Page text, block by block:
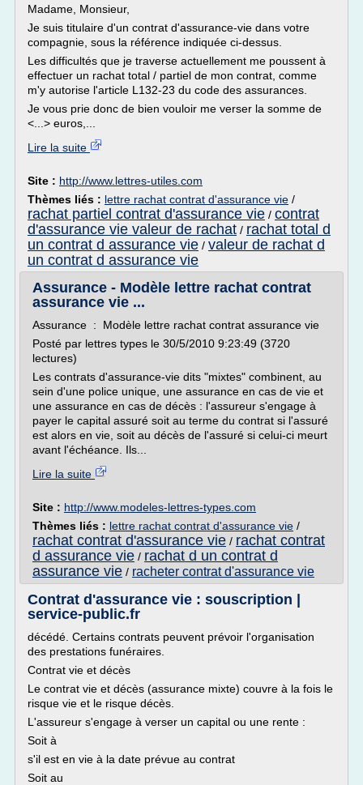
Madame, Monsieur,
Je suis titulaire d'un contrat d'assurance-vie dans votre
compagnie, sous la référence indiquée ci-dessus.
Les difficultés que je traverse actuellement me poussent à
effectuer un rachat total / partiel de mon contrat, comme
m'y autorise l'article L132-23 du code des assurances.
Je vous prie donc de bien vouloir me verser la somme de
<...> euros,...
Lire la suite
Site : http://www.lettres-utiles.com
Thèmes liés : lettre rachat contrat d'assurance vie /
rachat partiel contrat d'assurance vie / contrat
d'assurance vie valeur de rachat / rachat total d
un contrat d assurance vie / valeur de rachat d
un contrat d assurance vie
Assurance - Modèle lettre rachat contrat
assurance vie ...
Assurance : Modèle lettre rachat contrat assurance vie
Posté par lettres types le 30/5/2010 9:23:49 (3720
lectures)
Les contrats d'assurance-vie dits "mixtes" combinent, au
sein d'une police unique, une assurance en cas de vie et
une assurance en cas de décès : l'assureur s'engage à
payer le capital assuré soit au terme du contrat si l'assuré
est alors en vie, soit au décès de l'assuré si celui-ci meurt
avant l'échéance. Ils...
Lire la suite
Site : http://www.modeles-lettres-types.com
Thèmes liés : lettre rachat contrat d'assurance vie /
rachat contrat d'assurance vie / rachat contrat
d assurance vie / rachat d un contrat d
assurance vie / racheter contrat d'assurance vie
Contrat d'assurance vie : souscription |
service-public.fr
décédé. Certains contrats peuvent prévoir l'organisation
des prestations funéraires.
Contrat vie et décès
Le contrat vie et décès (assurance mixte) couvre à la fois le
risque vie et le risque décès.
L'assureur s'engage à verser un capital ou une rente :
Soit à
s'il est en vie à la date prévue au contrat
Soit au